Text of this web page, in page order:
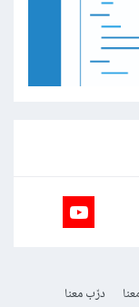
درّب معنا